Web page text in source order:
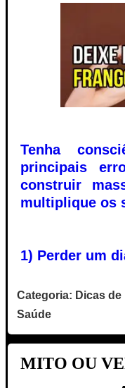
Tenha
principais
construir
multiplique os
1) Perder um
Categoria: Dicas de
Saúde
MITO OU